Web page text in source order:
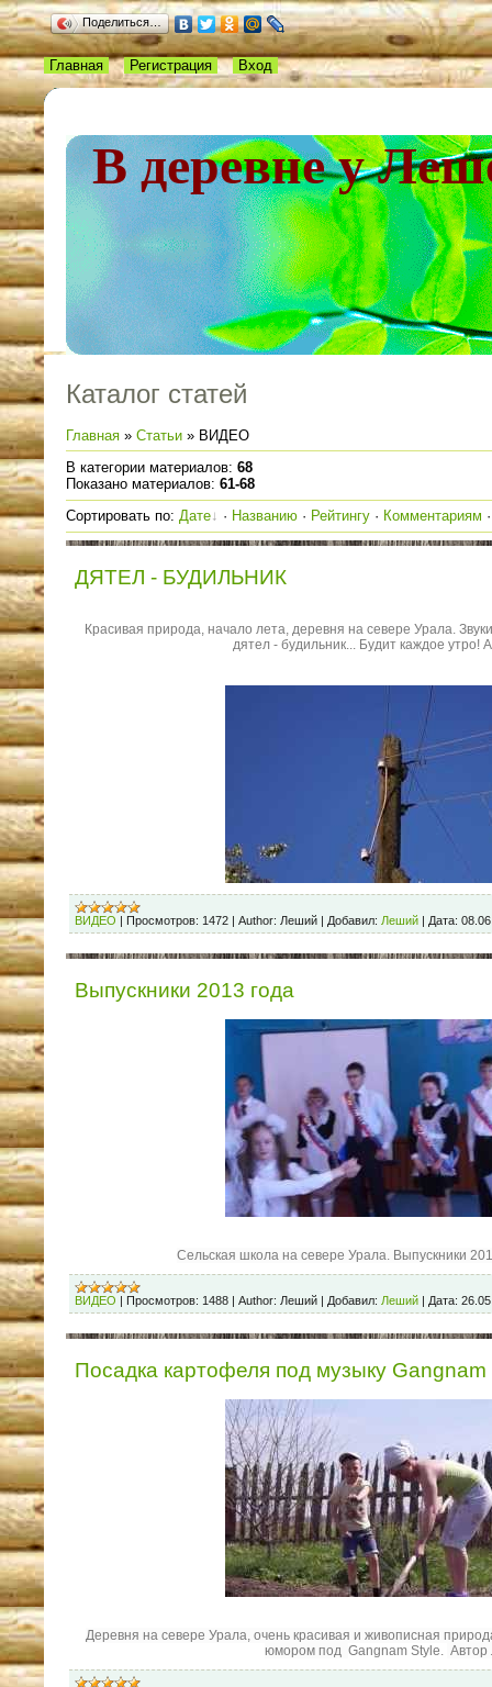
Поделиться…
В деревне у
Главная Регистрация Вход
Каталог статей
Главная » Статьи » ВИДЕО
В категории материалов: 68
Показано материалов: 61-68
Сортировать по: Дате · Названию · Рейтингу · Комментариям
ДЯТЕЛ - БУДИЛЬНИК
Красивая природа, начало лета, деревня на севере Урала.
дятел - будильник... Будит каждое утро!
ВИДЕО | Просмотров: 1472 | Author: Леший | Добавил: Леший | Дата:
Выпускники 2013 года
Сельская школа на севере Урала. Выпускники
ВИДЕО | Просмотров: 1488 | Author: Леший | Добавил: Леший | Дата:
Посадка картофеля под музыку Gangnam
Деревня на севере Урала, очень красивая и живописная
юмором под Gangnam Style.